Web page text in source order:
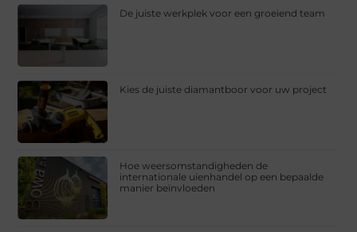
De juiste werkplek voor een groeiend team
Kies de juiste diamantboor voor uw project
Hoe weersomstandigheden de
internationale uienhandel op een bepaalde
manier beïnvloeden